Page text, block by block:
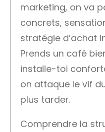
marketing, on va
concrets,
stratégie d’achat
Prends un café
installe-toi
on attaque le vif
plus tarder.
Comprendre la